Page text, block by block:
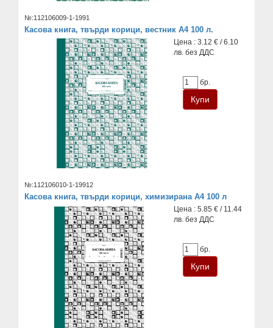
№:112106009-1-1991
Касова книга, твърди корици, вестник А4 100 л.
Цена : 3.12 € / 6.10
лв. без ДДС
бр.
№:112106010-1-19912
Касова книга, твърди корици, химизирана А4 100 л
Цена : 5.85 € / 11.44
лв. без ДДС
бр.